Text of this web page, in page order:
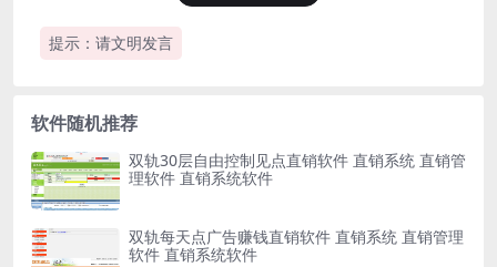
提示：请文明发言
软件随机推荐
双轨30层自由控制见点直销软件 直销系统 直销管
理软件 直销系统软件
双轨每天点广告赚钱直销软件 直销系统 直销管理
软件 直销系统软件